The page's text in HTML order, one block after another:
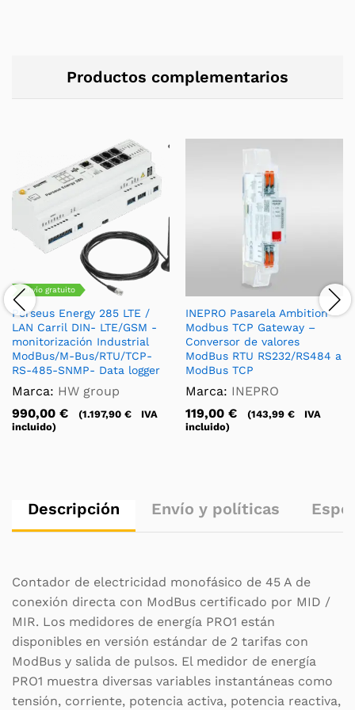
Productos complementarios
Envío gratuito
Perseus Energy 285 LTE /
LAN Carril DIN- LTE/GSM -
monitorización Industrial
ModBus/M-Bus/RTU/TCP-
RS-485-SNMP- Data logger
Marca: HW group
990,00 € (1.197,90 €
IVA
incluido)
INEPRO Pasarela Ambition
Modbus TCP Gateway –
Conversor de valores
ModBus RTU RS232/RS484 a
ModBus TCP
Marca: INEPRO
119,00 € (143,99 €
IVA
incluido)
Descripción Envío y políticas
Contador de electricidad monofásico de 45 A de
conexión directa con ModBus certificado por MID /
MIR. Los medidores de energía PRO1 están
disponibles en versión estándar de 2 tarifas con
ModBus y salida de pulsos. El medidor de energía
PRO1 muestra diversas variables instantáneas como
tensión, corriente, potencia activa, potencia reactiva,